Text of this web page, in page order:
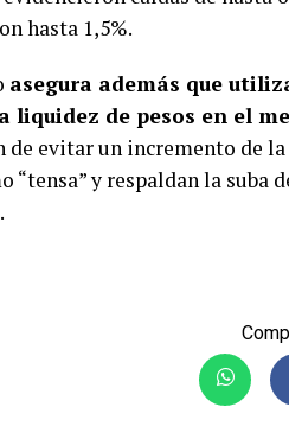
hasta 1,5%.
asegura además que
liquidez de pesos en el
evitar un incremento de
“tensa” y respaldan la suba